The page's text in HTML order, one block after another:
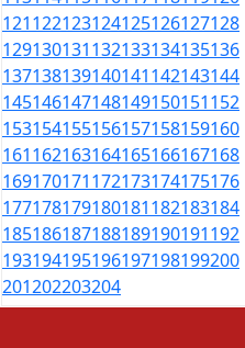
121122123124125126127128
129130131132133134135136
137138139140141142143144
145146147148149150151152
153154155156157158159160
161162163164165166167168
169170171172173174175176
177178179180181182183184
185186187188189190191192
193194195196197198199200
201202203204